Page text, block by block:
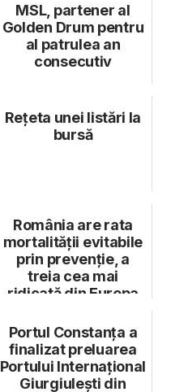
MSL, partener al
Golden Drum pentru
al patrulea an
consecutiv
Rețeta unei listări la
bursă
România are rata
mortalității evitabile
prin prevenție, a
treia cea mai
ridicată din Europa
Portul Constanța a
finalizat preluarea
Portului Internațional
Giurgiulești din